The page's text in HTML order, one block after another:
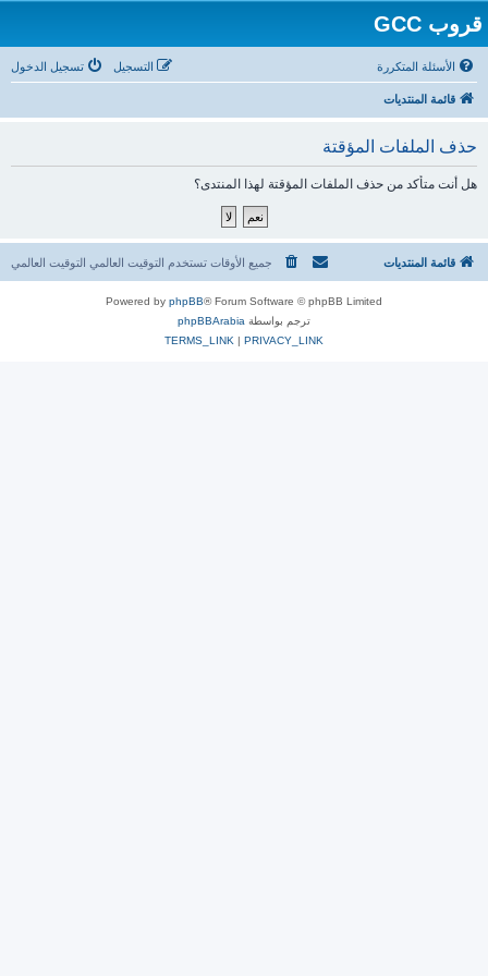
قروب GCC
الأسئلة المتكررة تسجيل الدخول التسجيل
قائمة المنتديات
حذف الملفات المؤقتة
هل أنت متأكد من حذف الملفات المؤقتة لهذا المنتدى؟
قائمة المنتديات جميع الأوقات تستخدم التوقيت العالمي التوقيت العالمي
Powered by phpBB® Forum Software © phpBB Limited
ترجم بواسطة phpBBArabia
PRIVACY_LINK
|
TERMS_LINK